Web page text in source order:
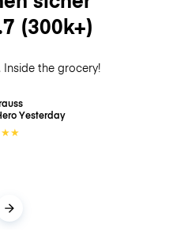
(300k+)
Inside the grocery!
Yesterday
★★